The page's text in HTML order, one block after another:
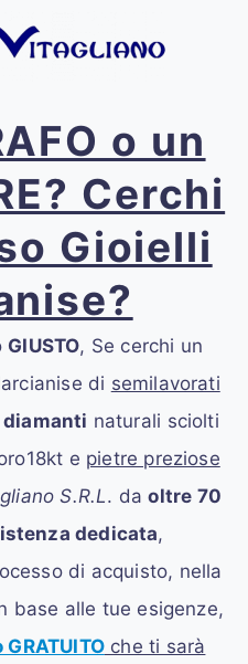
o un
Cerchi
Gioielli
GIUSTO, Se cerchi un
di semilavorati
diamanti naturali sciolti
e pietre preziose
S.R.L. daoltre 70
dedicata,
di acquisto, nella
base alle tue esigenze,
che ti sarà